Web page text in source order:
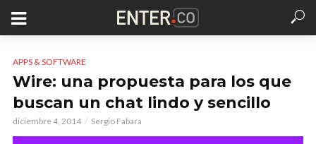
APPS & SOFTWARE
Wire: una propuesta para los que
buscan un chat lindo y sencillo
diciembre 4, 2014 Sergio Fabara